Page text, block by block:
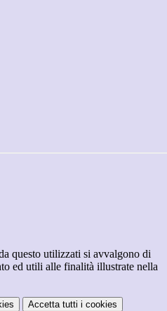
questo utilizzati si avvalgono di
ed utili alle finalità illustrate nella
Accetta tutti i cookies